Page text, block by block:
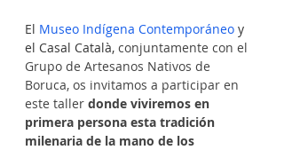
El Museo Indígena Contemporáneo y
el Casal Català, conjuntamente con el
Grupo de Artesanos Nativos de
Boruca, os invitamos a participar en
este taller donde viviremos en
primera persona esta tradición
milenaria de la mano de los